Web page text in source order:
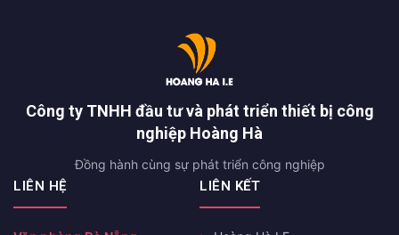
Công ty TNHH đầu tư và phát triển thiết bị công
nghiệp Hoàng Hà
Đồng hành cùng sự phát triển công nghiệp
LIÊN HỆ LIÊN KẾT